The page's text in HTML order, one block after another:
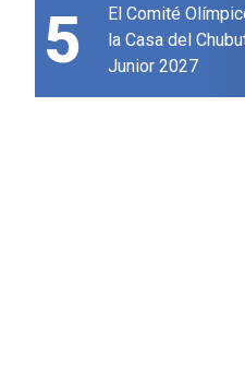
5
El Comité
la Casa del
Junior 2027